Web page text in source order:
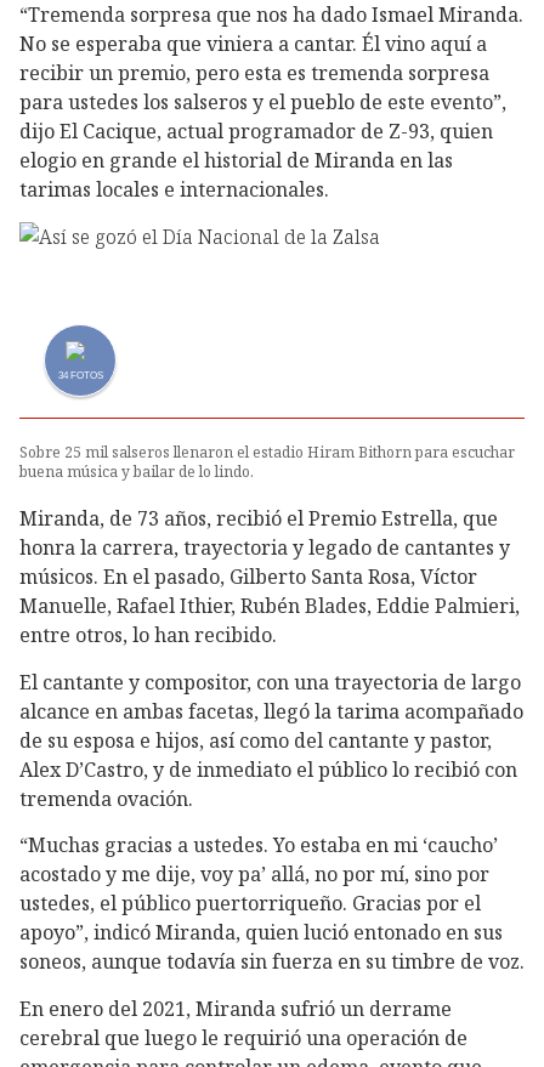
“Tremenda sorpresa que nos ha dado Ismael Miranda.
No se esperaba que viniera a cantar. Él vino aquí a
recibir un premio, pero esta es tremenda sorpresa
para ustedes los salseros y el pueblo de este evento”,
dijo El Cacique, actual programador de Z-93, quien
elogio en grande el historial de Miranda en las
tarimas locales e internacionales.
34FOTOS
Sobre 25 mil salseros llenaron el estadio Hiram Bithorn para escuchar
buena música y bailar de lo lindo.
Miranda, de 73 años, recibió el Premio Estrella, que
honra la carrera, trayectoria y legado de cantantes y
músicos. En el pasado, Gilberto Santa Rosa, Víctor
Manuelle, Rafael Ithier, Rubén Blades, Eddie Palmieri,
entre otros, lo han recibido.
El cantante y compositor, con una trayectoria de largo
alcance en ambas facetas, llegó la tarima acompañado
de su esposa e hijos, así como del cantante y pastor,
Alex D’Castro, y de inmediato el público lo recibió con
tremenda ovación.
“Muchas gracias a ustedes. Yo estaba en mi ‘caucho’
acostado y me dije, voy pa’ allá, no por mí, sino por
ustedes, el público puertorriqueño. Gracias por el
apoyo”, indicó Miranda, quien lució entonado en sus
soneos, aunque todavía sin fuerza en su timbre de voz.
En enero del 2021, Miranda sufrió un derrame
cerebral que luego le requirió una operación de